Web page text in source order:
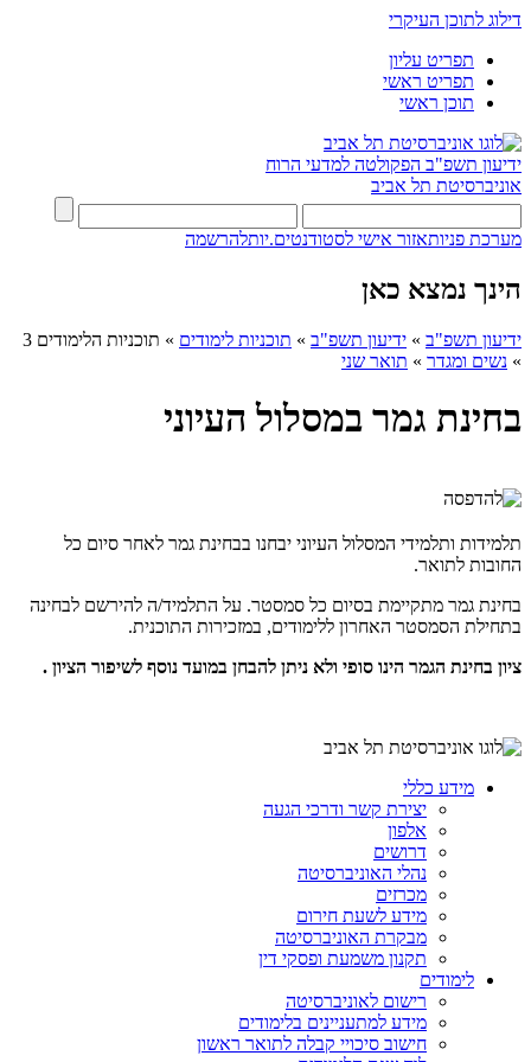
דילוג לתוכן העיקרי
תפריט עליון
תפריט ראשי
תוכן ראשי
ידיעון תשפ"ב הפקולטה למדעי הרוח
אוניברסיטת תל אביב
מערכת פניותאזור אישי לסטודנטים.יותלהרשמה
הינך נמצא כאן
ידיעון תשפ"ב » ידיעון תשפ"ב » תוכניות לימודים » תוכניות הלימודים 3
» נשים ומגדר » תואר שני
בחינת גמר במסלול העיוני
תלמידות ותלמידי המסלול העיוני יבחנו בבחינת גמר לאחר סיום כל
החובות לתואר.
בחינת גמר מתקיימת בסיום כל סמסטר. על התלמיד/ה להירשם לבחינה
בתחילת הסמסטר האחרון ללימודים, במזכירות התוכנית.
ציון בחינת הגמר הינו סופי ולא ניתן להבחן במועד נוסף לשיפור הציון .
מידע כללי
יצירת קשר ודרכי הגעה
אלפון
דרושים
נהלי האוניברסיטה
מכרזים
מידע לשעת חירום
מבקרת האוניברסיטה
תקנון משמעת ופסקי דין
לימודים
רישום לאוניברסיטה
מידע למתעניינים בלימודים
חישוב סיכויי קבלה לתואר ראשון